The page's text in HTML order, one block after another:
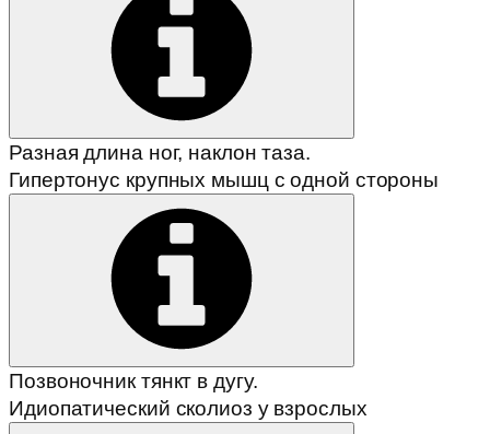
Разная длина ног, наклон таза.
Гипертонус крупных мышц с одной стороны
Позвоночник тянкт в дугу.
Идиопатический сколиоз у взрослых